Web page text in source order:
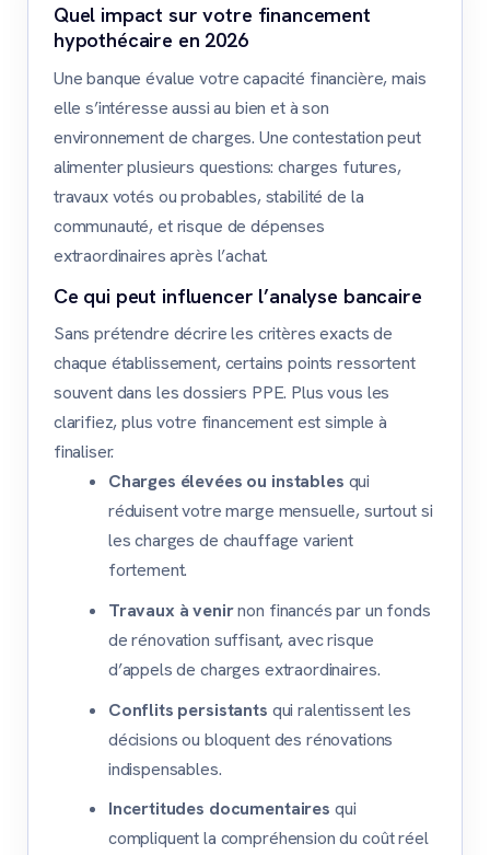
Quel impact sur votre financement
hypothécaire en 2026
Une banque évalue votre capacité financière, mais
elle s’intéresse aussi au bien et à son
environnement de charges. Une contestation peut
alimenter plusieurs questions: charges futures,
travaux votés ou probables, stabilité de la
communauté, et risque de dépenses
extraordinaires après l’achat.
Ce qui peut influencer l’analyse bancaire
Sans prétendre décrire les critères exacts de
chaque établissement, certains points ressortent
souvent dans les dossiers PPE. Plus vous les
clarifiez, plus votre financement est simple à
finaliser.
Charges élevées ou instables qui
réduisent votre marge mensuelle, surtout si
les charges de chauffage varient
fortement.
Travaux à venirnon financés par un fonds
de rénovation suffisant, avec risque
d’appels de charges extraordinaires.
Conflits persistants qui ralentissent les
décisions ou bloquent des rénovations
indispensables.
Incertitudes documentaires qui
compliquent la compréhension du coût réel